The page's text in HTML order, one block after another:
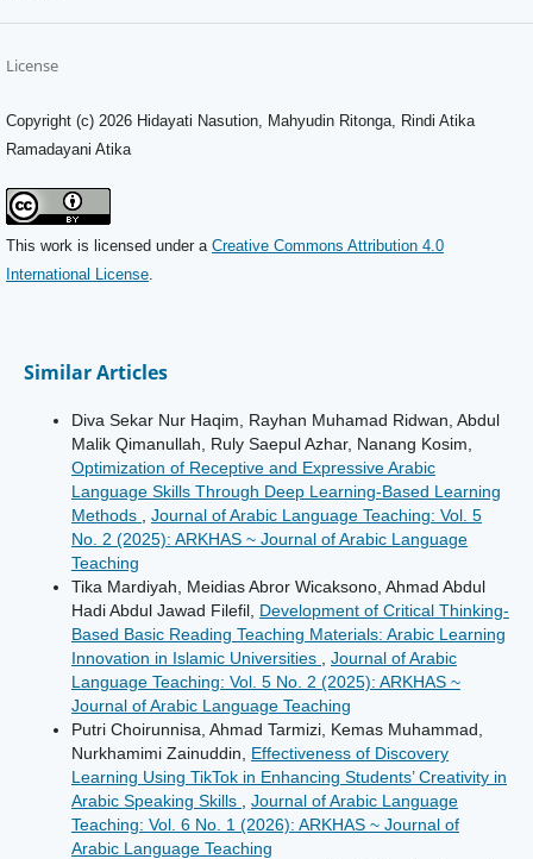
License
Copyright (c) 2026 Hidayati Nasution, Mahyudin Ritonga, Rindi Atika
Ramadayani Atika
This work is licensed under a Creative Commons Attribution 4.0
International License.
Similar Articles
Diva Sekar Nur Haqim, Rayhan Muhamad Ridwan, Abdul
Malik Qimanullah, Ruly Saepul Azhar, Nanang Kosim,
Optimization of Receptive and Expressive Arabic
Language Skills Through Deep Learning-Based Learning
Methods
Journal of Arabic Language Teaching: Vol. 5
No. 2 (2025): ARKHAS ~ Journal of Arabic Language
Teaching
Tika Mardiyah, Meidias Abror Wicaksono, Ahmad Abdul
Hadi Abdul Jawad Filefil, Development of Critical Thinking-
Based Basic Reading Teaching Materials: Arabic Learning
Innovation in Islamic Universities
Journal of Arabic
Language Teaching: Vol. 5 No. 2 (2025): ARKHAS ~
Journal of Arabic Language Teaching
Putri Choirunnisa, Ahmad Tarmizi, Kemas Muhammad,
Nurkhamimi Zainuddin, Effectiveness of Discovery
Learning Using TikTok in Enhancing Students’ Creativity in
Arabic Speaking Skills
Journal of Arabic Language
Teaching: Vol. 6 No. 1 (2026): ARKHAS ~ Journal of
Arabic Language Teaching